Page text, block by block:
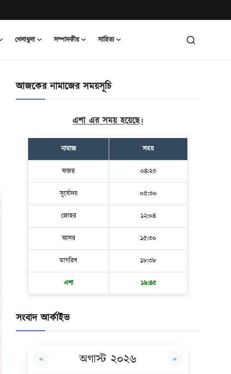
খেলাধুলা সম্পাদকীয় সাহিত্য
আজকের নামাজের সময়সূচি
এশা এর সময় হয়েছে।
নামাজ সময়
ফজর ০৪:২৩
সূর্যোদয় ০৫:৩০
জোহর ১২:০৪
আসর ১৫:৩০
মাগরিব ১৮:৩৮
এশা ১৯:৪৫
সংবাদ আর্কাইভ
« অগাস্ট ২০২৬ »